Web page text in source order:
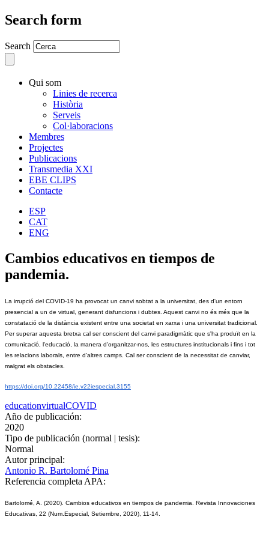
Search form
Search
Qui som
Linies de recerca
Història
Serveis
Col·laboracions
Membres
Projectes
Publicacions
Transmedia XXI
EBE CLIPS
Contacte
ESP
CAT
ENG
Cambios educativos en tiempos de
pandemia.
La irrupció del COVID-19 ha provocat un canvi sobtat a la universitat, des d'un entorn
presencial a un de virtual, generant disfuncions i dubtes. Aquest canvi no és més que la
constatació de la distància existent entre una societat en xarxa i una universitat tradicional.
Per superar aquesta bretxa cal ser conscient del canvi paradigmàtic que s'ha produït en la
comunicació, l'educació, la manera d'organitzar-nos, les estructures institucionals i fins i tot
les relacions laborals, entre d'altres camps. Cal ser conscient de la necessitat de canviar,
malgrat els obstacles.
https://doi.org/10.22458/ie.v22iespecial.3155
educationvirtualCOVID
Año de publicación:
2020
Tipo de publicación (normal | tesis):
Normal
Autor principal:
Antonio R. Bartolomé Pina
Referencia completa APA:
Bartolomé, A. (2020). Cambios educativos en tiempos de pandemia. Revista Innovaciones
Educativas, 22 (Num.Especial, Setiembre, 2020), 11-14.